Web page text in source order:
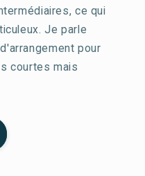
ce qui
Je parle
pour
courtes mais